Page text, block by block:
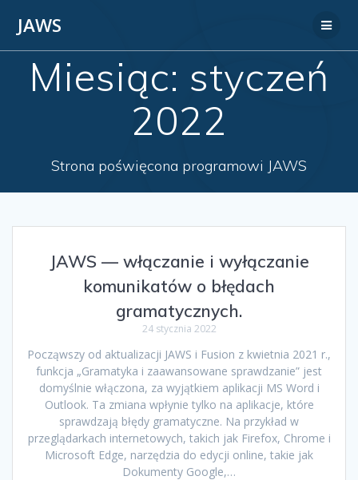
JAWS
Miesiąc: styczeń
2022
Strona poświęcona programowi JAWS
JAWS — włączanie i wyłączanie
komunikatów o błędach
gramatycznych.
24 stycznia 2022
Począwszy od aktualizacji JAWS i Fusion z kwietnia 2021 r.,
funkcja „Gramatyka i zaawansowane sprawdzanie” jest
domyślnie włączona, za wyjątkiem aplikacji MS Word i
Outlook. Ta zmiana wpłynie tylko na aplikacje, które
sprawdzają błędy gramatyczne. Na przykład w
przeglądarkach internetowych, takich jak Firefox, Chrome i
Microsoft Edge, narzędzia do edycji online, takie jak
Dokumenty Google,…